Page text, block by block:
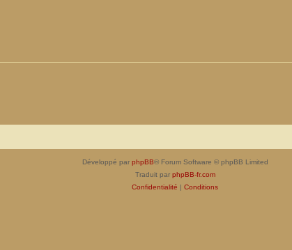
Développé par phpBB® Forum Software © phpBB Limited
Traduit par phpBB-fr.com
Confidentialité | Conditions